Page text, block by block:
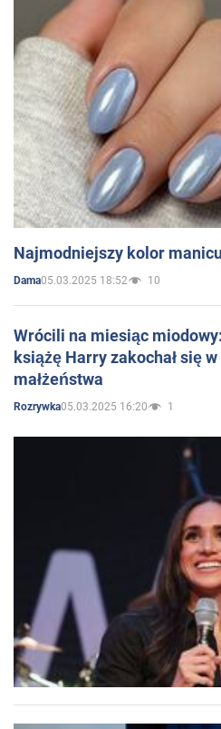
Najmodniejszy kolor
Dama05.03.2025 18:52 10
Wrócili na miesiąc
książę Harry zakochał się
małżeństwa
Rozrywka05.03.2025 16:20 1